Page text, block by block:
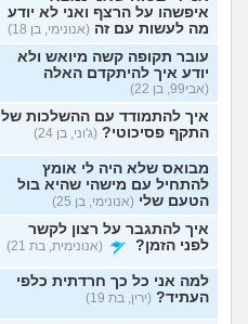
איפשהו על הרצף ואני לא יודע
מה לעשות עם זה (אנונימי, בן 18)
עובר תקופה קשה מיואש ולא
יודע איך להיתקדם האלה
(אבי99, בן 22)
איך להתמודד עם ההשלכות של
התקף פסיכוטי? (ג'וני, בן 24)
מבואס שלא היה לי אומץ
להתחיל עם מישהי שהיא בול
הטעם שלי (אנונימי, בן 25)
איך להתגבר על רצון לקשר
לפני הזמן?
(אנונימית, בת 21)
למה אני כל כך חרדתית כלפי
העתיד? (ירין, בת 19)